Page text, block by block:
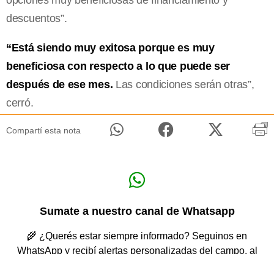
descuentos”.
“Está siendo muy exitosa porque es muy
beneficiosa con respecto a lo que puede ser
después de ese mes. Las condiciones serán otras”,
cerró.
Compartí esta nota
Sumate a nuestro canal de Whatsapp
🌾 ¿Querés estar siempre informado? Seguinos en
WhatsApp y recibí alertas personalizadas del campo, al